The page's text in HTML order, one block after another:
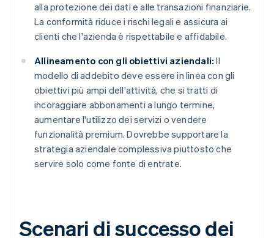
alla protezione dei dati e alle transazioni finanziarie.
La conformità riduce i rischi legali e assicura ai
clienti che l'azienda è rispettabile e affidabile.
Allineamento con gli obiettivi aziendali: Il
modello di addebito deve essere in linea con gli
obiettivi più ampi dell'attività, che si tratti di
incoraggiare abbonamenti a lungo termine,
aumentare l'utilizzo dei servizi o vendere
funzionalità premium. Dovrebbe supportare la
strategia aziendale complessiva piuttosto che
servire solo come fonte di entrate.
Scenari di successo dei